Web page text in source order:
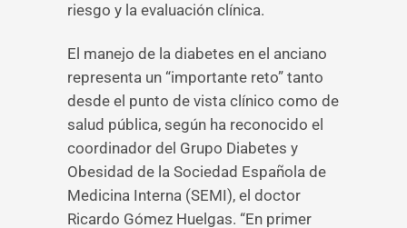
riesgo y la evaluación clínica.
El manejo de la diabetes en el anciano
representa un “importante reto” tanto
desde el punto de vista clínico como de
salud pública, según ha reconocido el
coordinador del Grupo Diabetes y
Obesidad de la Sociedad Española de
Medicina Interna (SEMI), el doctor
Ricardo Gómez Huelgas. “En primer